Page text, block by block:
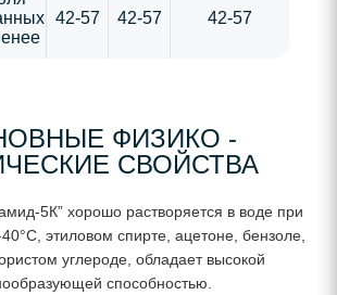
42-57 42-57 42-57
ФИЗИКО -
СВОЙСТВА
5К” хорошо растворяется в воде при
этиловом спирте, ацетоне, бензоле,
углероде, обладает высокой
способностью.